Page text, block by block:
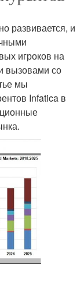
развивается, и
игроков на
вызовами со
мы
Infatica в